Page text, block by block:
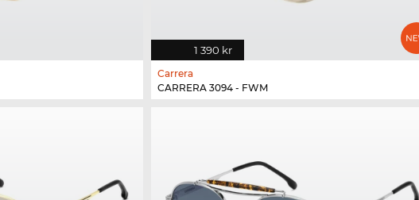
1 390 kr
Carrera
CARRERA 3094 - FWM